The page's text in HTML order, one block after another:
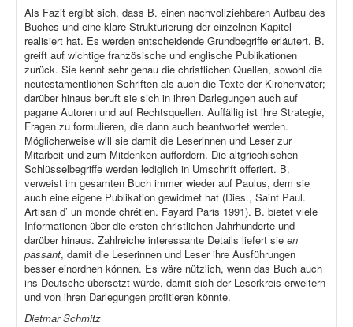
Als Fazit ergibt sich, dass B. einen nachvollziehbaren Aufbau des
Buches und eine klare Strukturierung der einzelnen Kapitel
realisiert hat. Es werden entscheidende Grundbegriffe erläutert. B.
greift auf wichtige französische und englische Publikationen
zurück. Sie kennt sehr genau die christlichen Quellen, sowohl die
neutestamentlichen Schriften als auch die Texte der Kirchenväter;
darüber hinaus beruft sie sich in ihren Darlegungen auch auf
pagane Autoren und auf Rechtsquellen. Auffällig ist ihre Strategie,
Fragen zu formulieren, die dann auch beantwortet werden.
Möglicherweise will sie damit die Leserinnen und Leser zur
Mitarbeit und zum Mitdenken auffordern. Die altgriechischen
Schlüsselbegriffe werden lediglich in Umschrift offeriert. B.
verweist im gesamten Buch immer wieder auf Paulus, dem sie
auch eine eigene Publikation gewidmet hat (Dies., Saint Paul.
Artisan d’ un monde chrétien. Fayard Paris 1991). B. bietet viele
Informationen über die ersten christlichen Jahrhunderte und
darüber hinaus. Zahlreiche interessante Details liefert sie en
passant, damit die Leserinnen und Leser ihre Ausführungen
besser einordnen können. Es wäre nützlich, wenn das Buch auch
ins Deutsche übersetzt würde, damit sich der Leserkreis erweitern
und von ihren Darlegungen profitieren könnte.
Dietmar Schmitz